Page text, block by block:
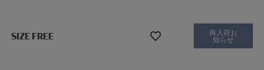
SIZE FREE
再入荷お
知らせ